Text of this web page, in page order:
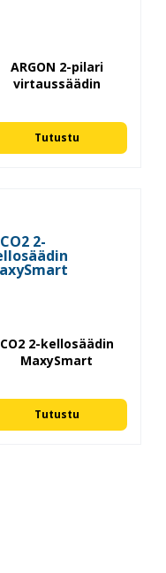
ARGON 2-pilari
virtaussäädin
Tutustu
CO2 2-kellosäädin
MaxySmart
Tutustu